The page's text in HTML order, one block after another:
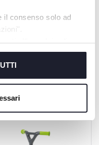
il consenso solo ad
all’uso dei soli
del servizio
with music
sounds